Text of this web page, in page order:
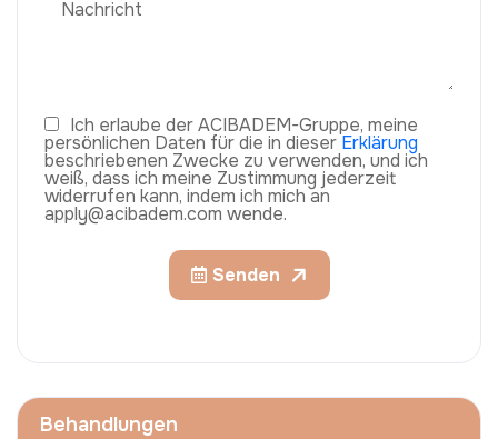
Ich erlaube der ACIBADEM-Gruppe, meine
persönlichen Daten für die in dieser Erklärung
beschriebenen Zwecke zu verwenden, und ich
weiß, dass ich meine Zustimmung jederzeit
widerrufen kann, indem ich mich an
apply@acibadem.com wende.
Senden
Behandlungen